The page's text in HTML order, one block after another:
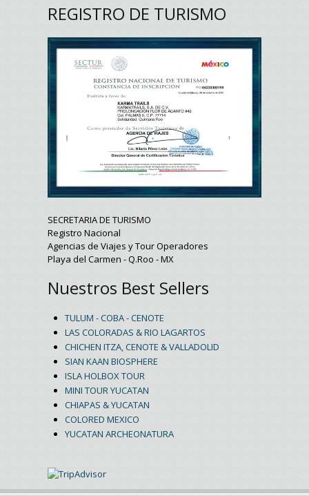
REGISTRO DE TURISMO
SECRETARIA DE TURISMO
Registro Nacional
Agencias de Viajes y Tour Operadores
Playa del Carmen - Q.Roo - MX
Nuestros Best Sellers
TULUM - COBA - CENOTE
LAS COLORADAS & RIO LAGARTOS
CHICHEN ITZA, CENOTE & VALLADOLID
SIAN KAAN BIOSPHERE
ISLA HOLBOX TOUR
MINI TOUR YUCATAN
CHIAPAS & YUCATAN
COLORED MEXICO
YUCATAN ARCHEONATURA